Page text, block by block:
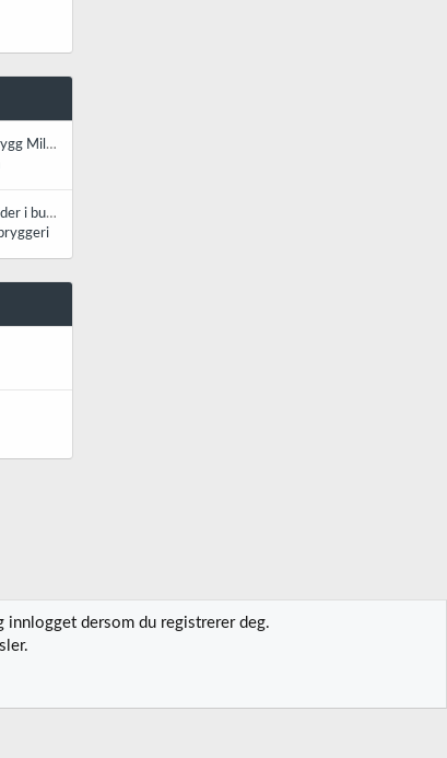
25l ølsett
Ølbrygging endrer åpningstider i butikk
Vilkår og regler
dersom du registrerer deg.